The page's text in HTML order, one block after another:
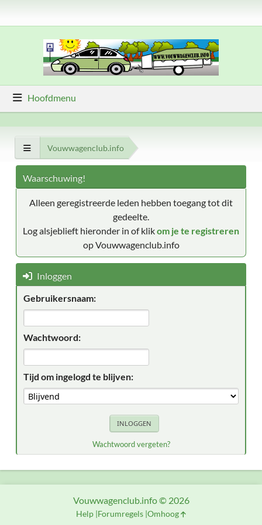
Hoofdmenu
Vouwwagenclub.info
Waarschuwing!
Alleen geregistreerde leden hebben toegang tot dit
gedeelte.
Log alsjeblieft hieronder in of klikom je te registreren
op Vouwwagenclub.info
Inloggen
Gebruikersnaam:
Wachtwoord:
Tijd om ingelogd te blijven:
Wachtwoord vergeten?
Vouwwagenclub.info © 2026
Help Forumregels Omhoog